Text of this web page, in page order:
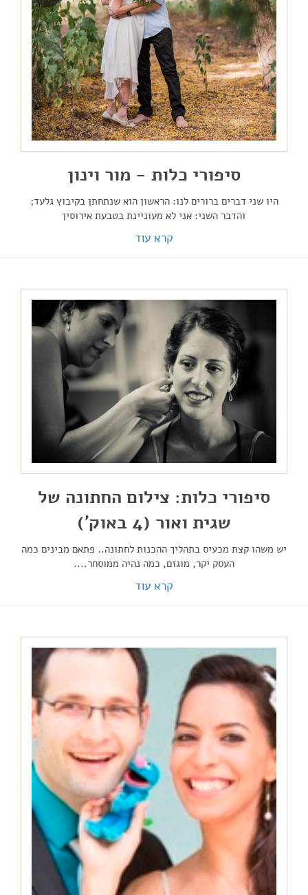
סיפורי כלות - מור וינון
היו שני דברים ברורים לנו: הראשון הוא שנתחתן בקיבוץ גלעד;
והדבר השני: אני לא מעוניינת בטבעת אירוסין
קרא עוד
סיפורי כלות: צילום החתונה של
שגית ואור (4 באוק')
יש משהו קצת מכעיס בתהליך ההכנות לחתונה.. פתאם מבינים כמה
העסק יקר, מוגזם, כמה נהיה ממוסחר....
קרא עוד